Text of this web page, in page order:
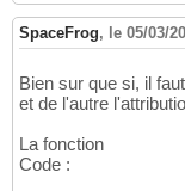
SpaceFrog, le 05/03/
Bien sur que si, il
et de l'autre
La fonction
Code :